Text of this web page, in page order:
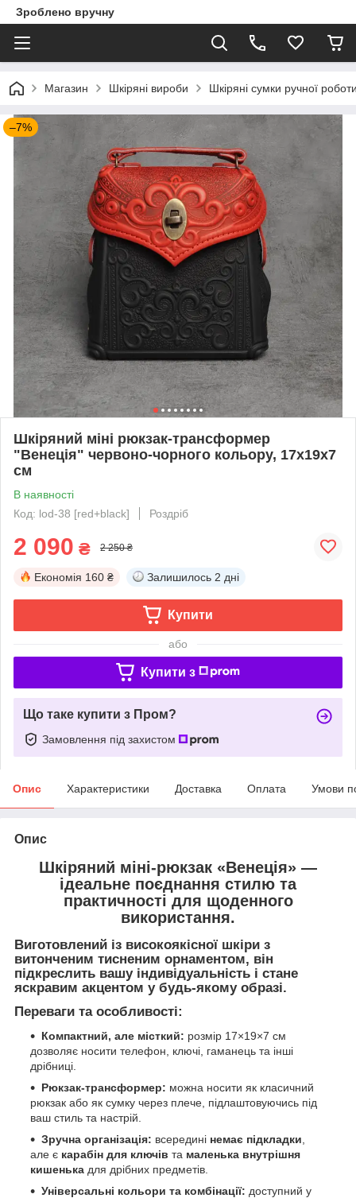
Зроблено вручну
Магазин Шкіряні вироби Шкіряні сумки ручної
–7%
Шкіряний міні рюкзак-трансформер
"Венеція" червоно-чорного кольору, 17х19х7
см
В наявності
Код: lod-38 [red+black]
Роздріб
2 090 ₴ 2 250 ₴
Економія 160 ₴ Залишилось 2 дні
Купити
або
Купити з
Що таке купити з Пром?
Замовлення під захистом
Опис Характеристики Доставка Оплата Умови
Опис
Шкіряний міні-рюкзак «Венеція» —
ідеальне поєднання стилю та
практичності для щоденного
використання.
Виготовлений із високоякісної шкіри з
витонченим тисненим орнаментом, він
підкреслить вашу індивідуальність і стане
яскравим акцентом у будь-якому образі.
Переваги та особливості:
Компактний, але місткий: розмір 17×19×7 см
дозволяє носити телефон, ключі, гаманець та інші
дрібниці.
Рюкзак-трансформер: можна носити як класичний
рюкзак або як сумку через плече, підлаштовуючись під
ваш стиль та настрій.
Зручна організація: всередині немає підкладки
але є карабін для ключів та маленька внутрішня
кишенька для дрібних предметів.
Універсальні кольори та комбінації: доступний у